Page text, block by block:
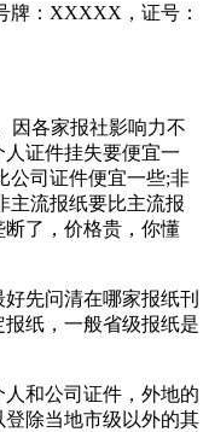
牌：XXXXX，证号：
因各家报社影响力不
证件挂失要便宜一
公司证件便宜一些;非
主流报纸要比主流报
了，价格贵，你懂
先问清在哪家报纸刊
纸，一般省级报纸是
和公司证件，外地的
除当地市级以外的其